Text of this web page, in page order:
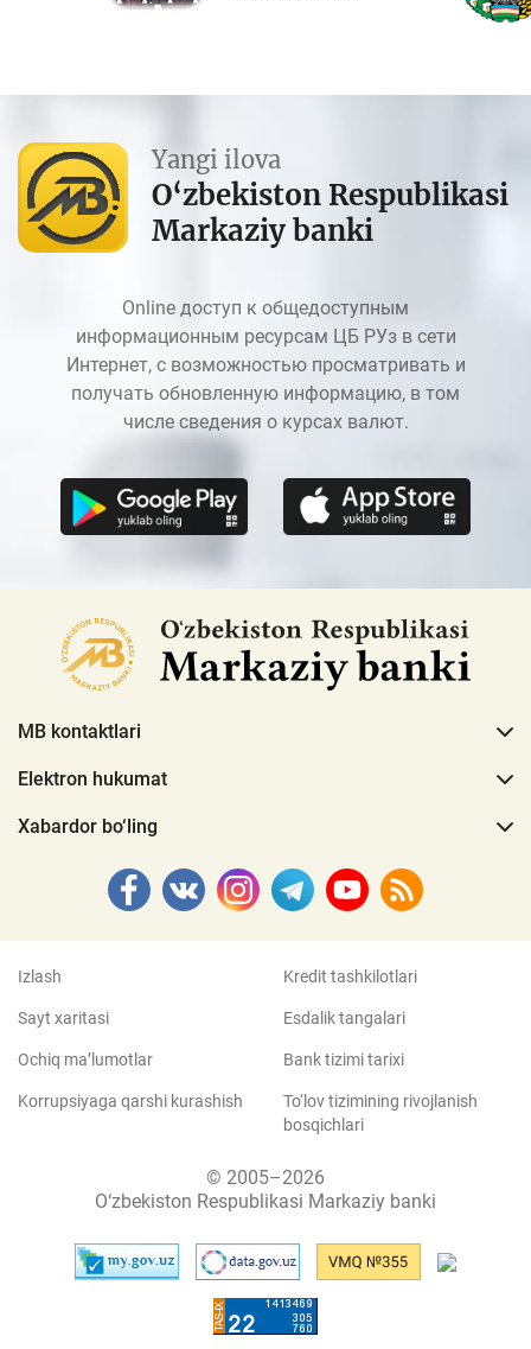
Yangi ilova
O‘zbekiston Respublikasi
Markaziy banki
Online доступ к общедоступным
информационным ресурсам ЦБ РУз в сети
Интернет, с возможностью просматривать и
получать обновленную информацию, в том
числе сведения о курсах валют.
MB kontaktlari
Elektron hukumat
Xabardor bo‘ling
Izlash
Sayt xaritasi
Ochiq ma’lumotlar
Korrupsiyaga qarshi kurashish
Kredit tashkilotlari
Esdalik tangalari
Bank tizimi tarixi
To‘lov tizimining rivojlanish
bosqichlari
© 2005–2026
O‘zbekiston Respublikasi Markaziy banki